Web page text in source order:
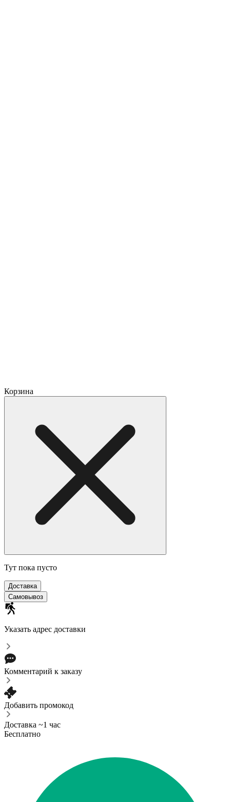
Корзина
Тут пока пусто
Доставка
Самовывоз
Указать адрес доставки
Комментарий к заказу
Добавить промокод
Доставка ~1 час
Бесплатно